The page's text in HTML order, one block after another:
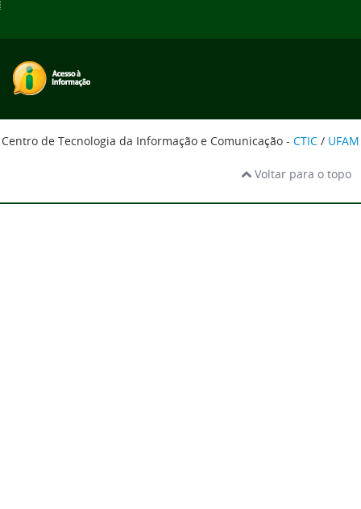
Centro de Tecnologia da Informação e Comunicação - CTIC / UFAM
Voltar para o topo